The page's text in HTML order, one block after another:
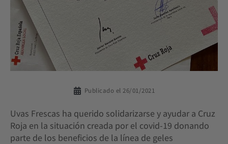
Publicado el 26/01/2021
Uvas Frescas ha querido solidarizarse y ayudar a Cruz
Roja en la situación creada por el covid-19 donando
parte de los beneficios de la línea de geles